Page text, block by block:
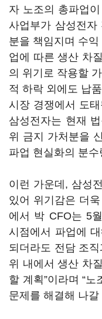
자 노조의 총파업
사업부가 삼성전자
분을 책임지며 수익
업에 따른 생산 차
의 위기로 작용할
적 하락 외에도 납
시장 경쟁에서 도
삼성전자는 현재
위 금지 가처분을
파업 현실화의 분
이런 가운데 , 삼성
있어 위기감은 더
에서 박 CFO는 5
시점에서 파업에
되더라도 전담 조
위 내에서 생산 차
할 계획”이라며“노
문제를 해결해 나갈